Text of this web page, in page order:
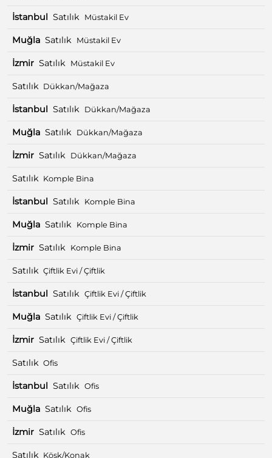
İstanbul Satılık Müstakil Ev
Muğla Satılık Müstakil Ev
İzmir Satılık Müstakil Ev
Satılık Dükkan/Mağaza
İstanbul Satılık Dükkan/Mağaza
Muğla Satılık Dükkan/Mağaza
İzmir Satılık Dükkan/Mağaza
Satılık Komple Bina
İstanbul Satılık Komple Bina
Muğla Satılık Komple Bina
İzmir Satılık Komple Bina
Satılık Çiftlik Evi / Çiftlik
İstanbul Satılık Çiftlik Evi / Çiftlik
Muğla Satılık Çiftlik Evi / Çiftlik
İzmir Satılık Çiftlik Evi / Çiftlik
Satılık Ofis
İstanbul Satılık Ofis
Muğla Satılık Ofis
İzmir Satılık Ofis
Satılık Köşk/Konak